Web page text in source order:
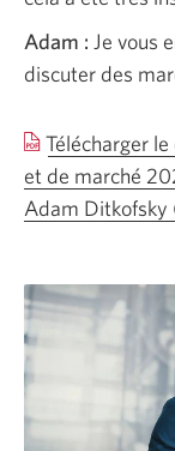
Adam : Je vous
discuter des
Télécharger
et de marché
Adam Ditkofsky